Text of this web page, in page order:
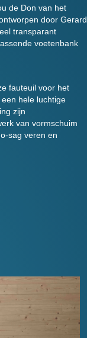
de Don van het
door Gerard
transparant
voetenbank
fauteuil voor het
hele luchtige
zijn
van vormschuim
sag veren en